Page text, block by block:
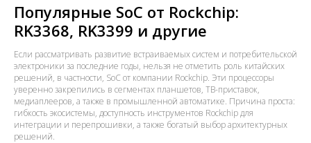
Популярные SoC от Rockchip:
RK3368, RK3399 и другие
Если рассматривать развитие встраиваемых систем и потребительской
электроники за последние годы, нельзя не отметить роль китайских
решений, в частности, SoC от компании Rockchip. Эти процессоры
уверенно закрепились в сегментах планшетов, ТВ-приставок,
медиаплееров, а также в промышленной автоматике. Причина проста:
гибкость экосистемы, доступность инструментов Rockchip для
интеграции и перепрошивки, а также богатый выбор архитектурных
решений.